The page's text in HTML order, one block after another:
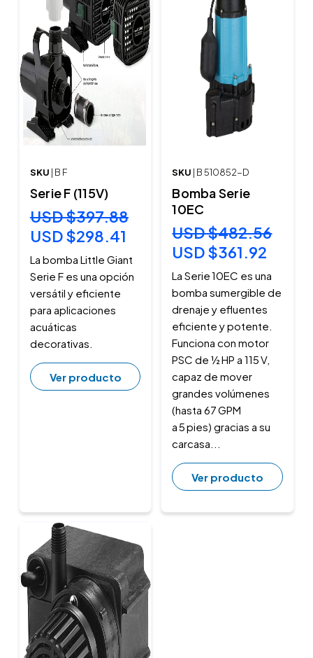
SKU | B F
Serie F (115V)
USD $397.88
USD $298.41
La bomba Little Giant
Serie F es una opción
versátil y eficiente
para aplicaciones
acuáticas
decorativas.
Ver producto
SKU | B 510852-D
Bomba Serie
10EC
USD $482.56
USD $361.92
La Serie 10EC es una
bomba sumergible de
drenaje y efluentes
eficiente y potente.
Funciona con motor
PSC de ½ HP a 115 V,
capaz de mover
grandes volúmenes
(hasta 67 GPM
a 5 pies) gracias a su
carcasa...
Ver producto